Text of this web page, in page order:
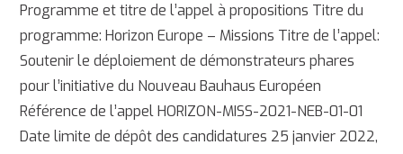
Programme et titre de l’appel à propositions Titre du
programme: Horizon Europe – Missions Titre de l’appel:
Soutenir le déploiement de démonstrateurs phares
pour l’initiative du Nouveau Bauhaus Européen
Référence de l’appel HORIZON-MISS-2021-NEB-01-01
Date limite de dépôt des candidatures 25 janvier 2022,